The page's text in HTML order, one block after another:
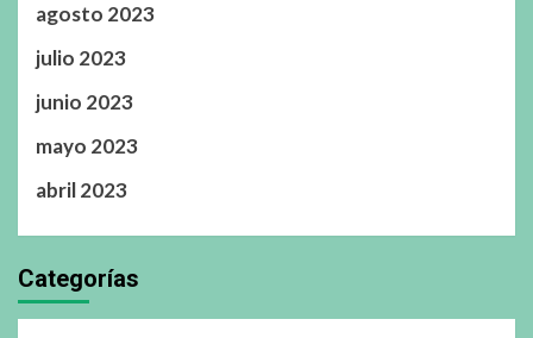
agosto 2023
julio 2023
junio 2023
mayo 2023
abril 2023
Categorías